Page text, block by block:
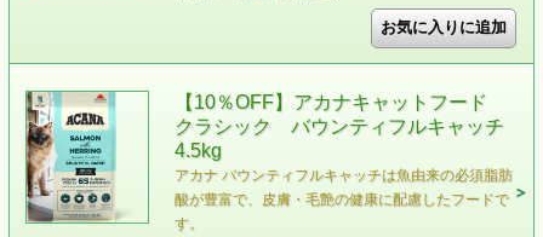
【10％OFF】アカナキャットフード
クラシック バウンティフルキャッチ
4.5kg
アカナ バウンティフルキャッチは魚由来の必須脂肪
酸が豊富で、皮膚・毛艶の健康に配慮したフードで
す。